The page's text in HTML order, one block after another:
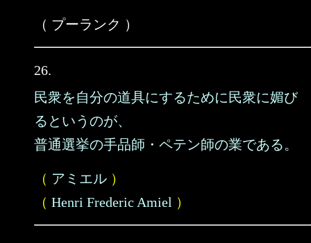
（ プーランク ）
26.
民衆を自分の道具にするために民衆に媚び
るというのが、
普通選挙の手品師・ペテン師の業である。
（ アミエル ）
（ Henri Frederic Amiel ）